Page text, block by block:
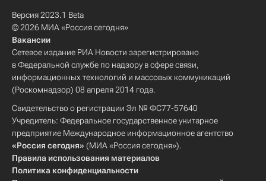
Версия 2023.1 Beta
© 2026 МИА «Россия сегодня»
Вакансии
Сетевое издание РИА Новости зарегистрировано
в Федеральной службе по надзору в сфере связи,
информационных технологий и массовых коммуникаций
(Роскомнадзор) 08 апреля 2014 года.
Свидетельство о регистрации Эл № ФС77-57640
Учредитель: Федеральное государственное унитарное
предприятие Международное информационное агентство
«Россия сегодня» (МИА «Россия сегодня»).
Правила использования материалов
Политика конфиденциальности